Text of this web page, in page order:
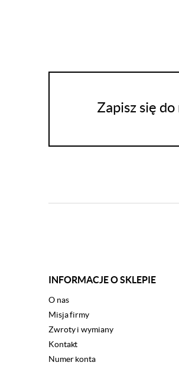
Zapisz się
INFORMACJE O SKLEPIE
O nas
Misja firmy
Zwroty i wymiany
Kontakt
Numer konta